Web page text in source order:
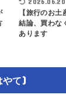
【旅行のお土
結論、買わな
あります
やて)